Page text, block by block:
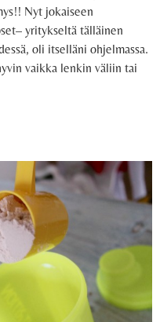
Nyt jokaiseen
yritykseltä tälläinen
oli itselläni ohjelmassa.
vaikka lenkin väliin tai